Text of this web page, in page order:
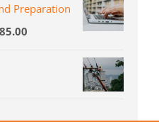
Preparation
85.00